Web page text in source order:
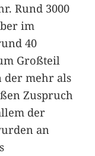
Rund 3000
im
40
Großteil
der mehr als
Zuspruch
der
an